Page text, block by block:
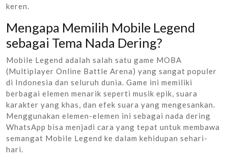
keren.
Mengapa Memilih Mobile Legend
sebagai Tema Nada Dering?
Mobile Legend adalah salah satu game MOBA
(Multiplayer Online Battle Arena) yang sangat populer
di Indonesia dan seluruh dunia. Game ini memiliki
berbagai elemen menarik seperti musik epik, suara
karakter yang khas, dan efek suara yang mengesankan.
Menggunakan elemen-elemen ini sebagai nada dering
WhatsApp bisa menjadi cara yang tepat untuk membawa
semangat Mobile Legend ke dalam kehidupan sehari-
hari.